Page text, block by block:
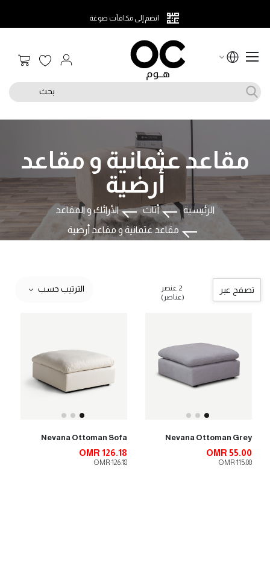
انضم إلى مكافآت صوغة
سلة
بحث
الرئيسية أثاث
الأرائك و المقاعد
مقاعد عثمانية و مقاعد أرضية
مقاعد عثمانية و مقاعد
أرضية
تصفح عبر
2 عنصر
(عناصر)
الترتيب حسب
Nevana Ottoman Grey
OMR 55.00
OMR 115.00
Nevana Ottoman Sofa
OMR 126.18
OMR 126.18